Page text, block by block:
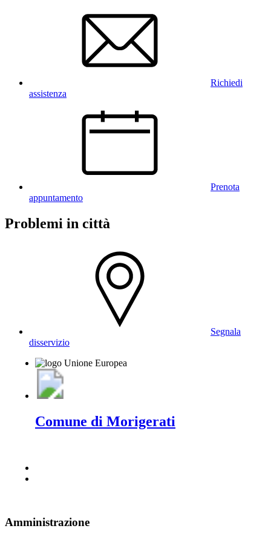
Richiedi
assistenza
Prenota
appuntamento
Problemi in città
Segnala
disservizio
Comune di Morigerati
Amministrazione